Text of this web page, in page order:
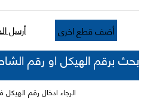
أضف قطع اخرى أرسل
بحث برقم الهيكل او رقم
الرجاء ادخال رقم